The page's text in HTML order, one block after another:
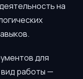
на
для
работы —